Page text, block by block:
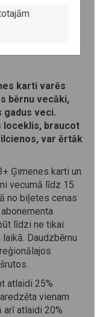
karti varēs
bērnu vecāki,
gadus veci.
loceklis, braucot
var ērtāk
Ģimenes karti un
vecumā līdz 15
no biļetes cenas
līdzi ne tikai
Daudzbērnu
atlaidi 25%
vienam
arī atlaidi 20%